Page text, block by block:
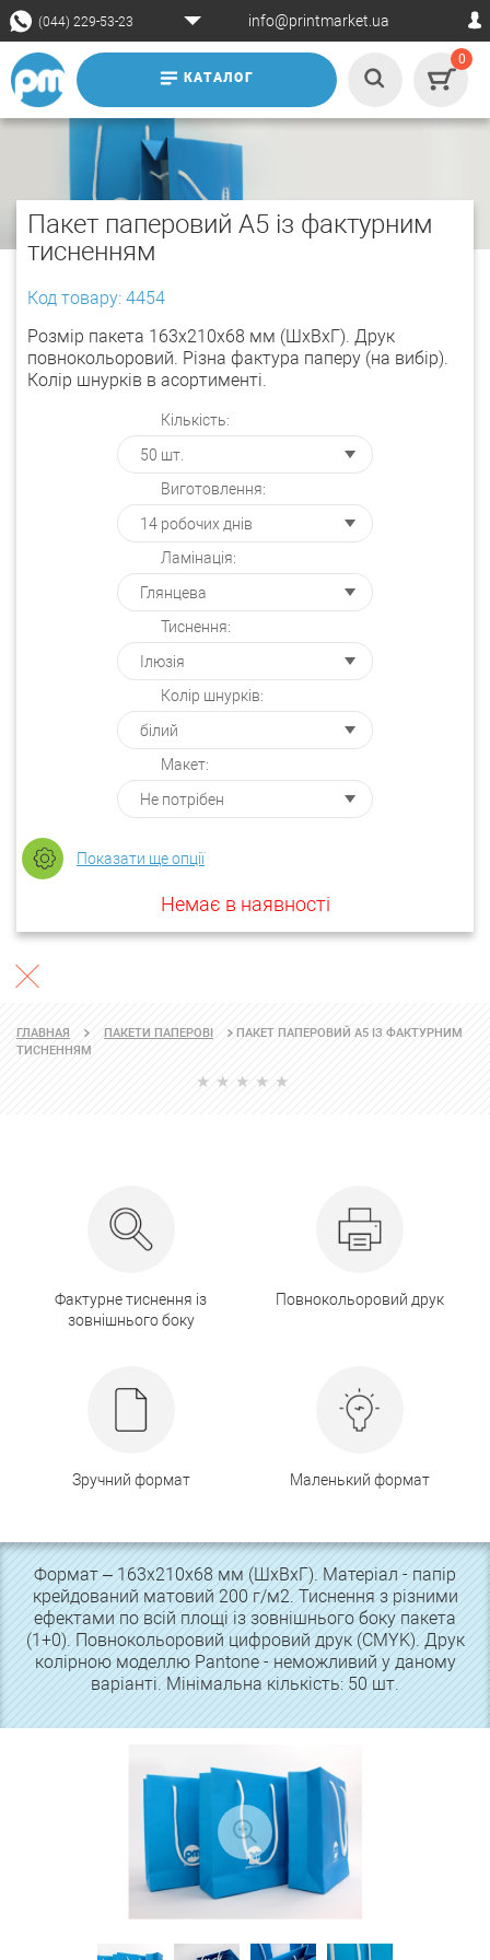
(044) 229-53-23 info@printmarket.ua
КАТАЛОГ
0
Пакет паперовий А5 із фактурним
тисненням
Код товару: 4454
Розмір пакета 163х210х68 мм (ШхВхГ). Друк
повнокольоровий. Різна фактура паперу (на вибір).
Колір шнурків в асортименті.
Кількість:
Виготовлення:
Ламінація:
Тиснення:
Колір шнурків:
Макет:
Показати ще опції
Немає в наявності
ГЛАВНАЯ ПАКЕТИ ПАПЕРОВІ
ПАКЕТ ПАПЕРОВИЙ А5 ІЗ ФАКТУРНИМ
ТИСНЕННЯМ
Фактурне тиснення із
зовнішнього боку
Повнокольоровий друк
Зручний формат Маленький формат
Формат – 163x210x68 мм (ШхВхГ). Матеріал - папір
крейдований матовий 200 г/м2. Тиснення з різними
ефектами по всій площі із зовнішнього боку пакета
(1+0). Повнокольоровий цифровий друк (CMYK). Друк
колірною моделлю Pantone - неможливий у даному
варіанті. Мінімальна кількість: 50 шт.